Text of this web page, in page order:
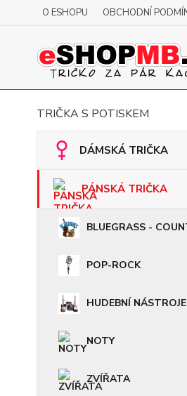
O ESHOPU OBCHODNÍ
TRIČKA S POTISKEM
DÁMSKÁ TRIČKA
PÁNSKÁ TRIČKA
BLUEGRASS -
POP-ROCK
HUDEBNÍ NÁSTROJE
NOTY
ZVÍŘATA